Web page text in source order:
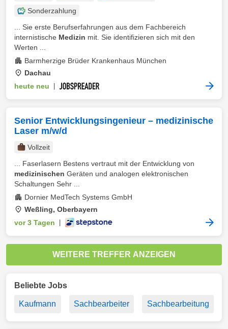
Sonderzahlung
... Sie erste Berufserfahrungen aus dem Fachbereich
internistische Medizin mit. Sie identifizieren sich mit den
Werten ...
Barmherzige Brüder Krankenhaus München
Dachau
heute neu
Senior Entwicklungsingenieur – medizinische
Laser m/w/d
Vollzeit
... Faserlasern Bestens vertraut mit der Entwicklung von
medizinischen Geräten und analogen elektronischen
Schaltungen Sehr ...
Dornier MedTech Systems GmbH
Weßling, Oberbayern
vor 3 Tagen
WEITERE TREFFER ANZEIGEN
Beliebte Jobs
Kaufmann Sachbearbeiter Sachbearbeitung